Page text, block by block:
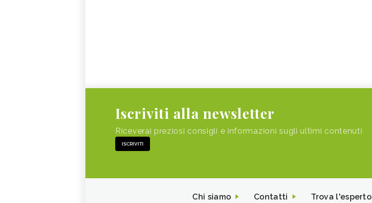
Iscriviti alla newsletter
Riceverai preziosi consigli e informazioni sugli ultimi contenuti
ISCRIVITI
Chi siamo Contatti Trova l'esperto